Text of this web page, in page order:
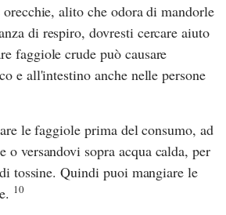
alito che odora di mandorle
di respiro, dovresti cercare aiuto
faggiole crude può causare
e all'intestino anche nelle persone
le faggiole prima del consumo, ad
o versandovi sopra acqua calda, per
tossine. Quindi puoi mangiare le
10